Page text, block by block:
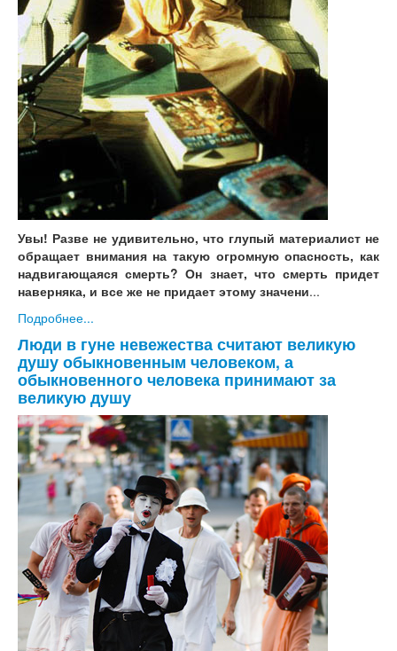
Увы! Разве не удивительно, что глупый материалист не
обращает внимания на такую огромную опасность, как
надвигающаяся смерть? Он знает, что смерть придет
наверняка, и все же не придает этому значени...
Подробнее...
Люди в гуне невежества считают великую
душу обыкновенным человеком, а
обыкновенного человека принимают за
великую душу